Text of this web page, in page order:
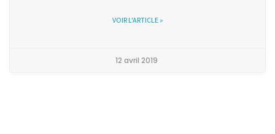
VOIR L'ARTICLE »
12 avril 2019